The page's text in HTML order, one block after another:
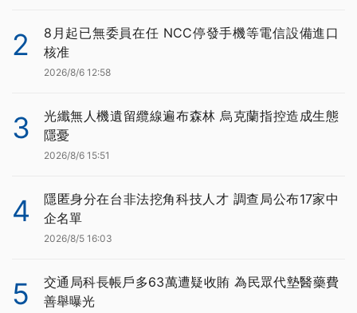
2
8月起已無委員在任 NCC停發手機等電信設備進口
核准
2026/8/6 12:58
3
光纖無人機遺留纜線遍布森林 烏克蘭指控造成生態
隱憂
2026/8/6 15:51
4
隱匿身分在台非法挖角科技人才 調查局公布17家中
企名單
2026/8/5 16:03
5
交通局科長帳戶多63萬遭疑收賄 為民眾代墊醫藥費
善舉曝光